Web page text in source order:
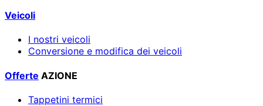
Veicoli
I nostri veicoli
Conversione e modifica dei veicoli
Offerte AZIONE
Tappetini termici